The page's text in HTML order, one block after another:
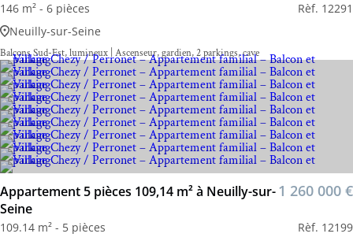
146 m² - 6 pièces
Rèf. 12291
Neuilly-sur-Seine
Balcons Sud-Est, lumineux | Ascenseur, gardien, 2 parkings, cave
Appartement 5 pièces 109,14 m² à Neuilly-sur-
Seine
1 260 000 €
109.14 m² - 5 pièces Rèf. 12199